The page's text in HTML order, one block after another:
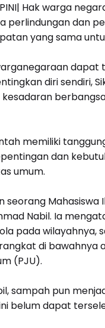
Hak warga
perlindungan dan
yang sama
diri sendiri,
kesadaran
memiliki
dan
umum.
seorang
Nabil. Ia
pada wilayahnya,
di bawahnya
(PJU).
sampah pun
belum dapat